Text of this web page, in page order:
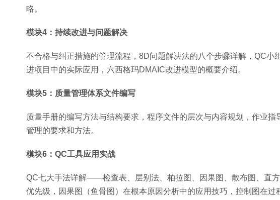
略。
模块4：持续改进与问题解决
不合格与纠正措施的管理流程，8D问题解决法的八个步骤详解，QC
进项目中的实际应用，六西格玛DMAIC改进模型的概要介绍。
模块5：质量管理体系文件编写
质量手册的编写方法与结构要求，程序文件的层次与内容规划，作业
管理的要求和方法。
模块6：QC工具应用实战
QC七大手法详解——检查表、层别法、柏拉图、因果图、散布图、直
优先级，因果图（鱼骨图）在根本原因分析中的应用技巧，控制图在过